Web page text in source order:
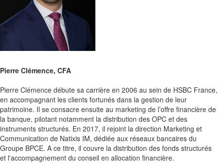
Pierre Clémence, CFA
Pierre Clémence débute sa carrière en 2006 au sein de HSBC France,
en accompagnant les clients fortunés dans la gestion de leur
patrimoine. Il se consacre ensuite au marketing de l’offre financière de
la banque, pilotant notamment la distribution des OPC et des
instruments structurés. En 2017, il rejoint la direction Marketing et
Communication de Natixis IM, dédiée aux réseaux bancaires du
Groupe BPCE. A ce titre, il couvre la distribution des fonds structurés
et l'accompagnement du conseil en allocation financière.